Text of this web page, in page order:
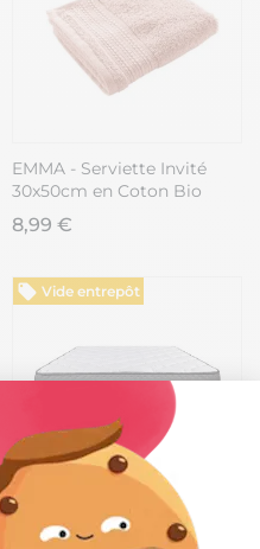
EMMA - Serviette Invité
30x50cm en Coton Bio
Coloris Rose Poudré
8,99 €
Vide entrepôt
ZENITH - Ensemble Matelas